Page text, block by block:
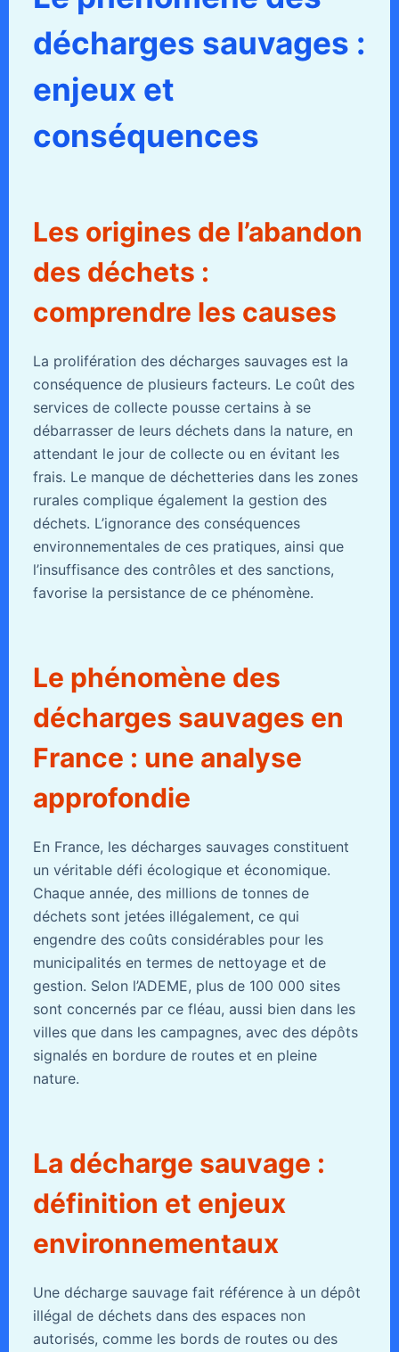
décharges sauvages :
enjeux et
conséquences
Les origines de l’abandon
des déchets :
comprendre les causes
La prolifération des décharges sauvages est la
conséquence de plusieurs facteurs. Le coût des
services de collecte pousse certains à se
débarrasser de leurs déchets dans la nature, en
attendant le jour de collecte ou en évitant les
frais. Le manque de déchetteries dans les zones
rurales complique également la gestion des
déchets. L’ignorance des conséquences
environnementales de ces pratiques, ainsi que
l’insuffisance des contrôles et des sanctions,
favorise la persistance de ce phénomène.
Le phénomène des
décharges sauvages en
France : une analyse
approfondie
En France, les décharges sauvages constituent
un véritable défi écologique et économique.
Chaque année, des millions de tonnes de
déchets sont jetées illégalement, ce qui
engendre des coûts considérables pour les
municipalités en termes de nettoyage et de
gestion. Selon l’ADEME, plus de 100 000 sites
sont concernés par ce fléau, aussi bien dans les
villes que dans les campagnes, avec des dépôts
signalés en bordure de routes et en pleine
nature.
La décharge sauvage :
définition et enjeux
environnementaux
Une décharge sauvage fait référence à un dépôt
illégal de déchets dans des espaces non
autorisés, comme les bords de routes ou des